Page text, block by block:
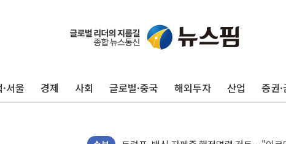
서울 경제 사회 글로벌·중국 해외투자 산업 증권
미 연준 매파 기세 꺾이나…고용 감소에 9
[종합] 이슬람 수니파 3국, '공동방위협정'